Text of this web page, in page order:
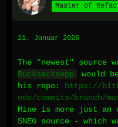
Master of
21. Januar 2026
The "newest" source
Rucksacksepp
would
his repo: https://
ode/commits/branch/
Mine is more just
SNEG source - which